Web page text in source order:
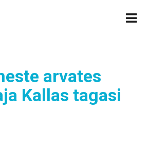
arvates
Kallas tagasi